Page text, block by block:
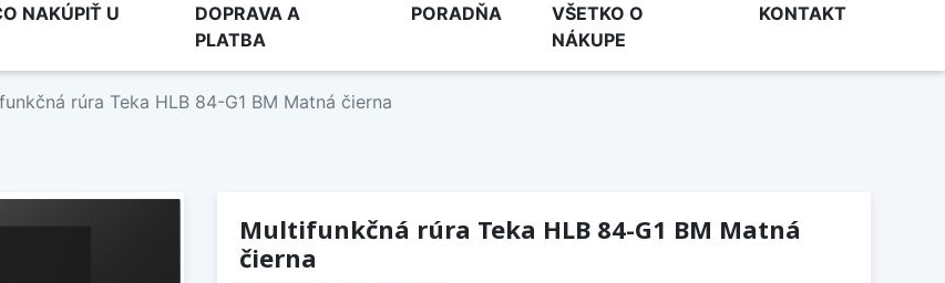
NAKÚPIŤ U
DOPRAVA A
PLATBA
PORADŇA
VŠETKO O
NÁKUPE
KONTAKT
rúra Teka HLB 84-G1 BM Matná čierna
Multifunkčná rúra Teka HLB 84-G1 BM Matná
čierna